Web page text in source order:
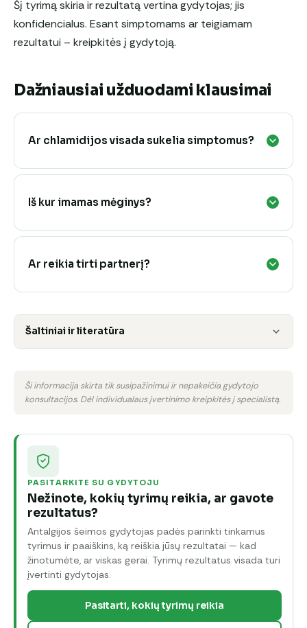
Šį tyrimą skiria ir rezultatą vertina gydytojas; jis
konfidencialus. Esant simptomams ar teigiamam
rezultatui – kreipkitės į gydytoją.
Dažniausiai užduodami klausimai
Ar chlamidijos visada sukelia simptomus?
Iš kur imamas mėginys?
Ar reikia tirti partnerį?
Šaltiniai ir literatūra
Ši informacija skirta tik susipažinimui ir nepakeičia gydytojo
konsultacijos. Dėl individualaus įvertinimo kreipkitės į specialistą.
PASITARKITE SU GYDYTOJU
Nežinote, kokių tyrimų reikia, ar gavote
rezultatus?
Antalgijos šeimos gydytojas padės parinkti tinkamus
tyrimus ir paaiškins, ką reiškia jūsų rezultatai — kad
žinotumėte, ar viskas gerai. Tyrimų rezultatus visada turi
įvertinti gydytojas.
Pasitarti, kokių tyrimų reikia